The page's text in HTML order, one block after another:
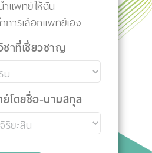
ำแพทย์ให้ฉัน
การเลือกแพทย์เอง
ชาที่เชี่ยวชาญ
โดยชื่อ-นามสกุล